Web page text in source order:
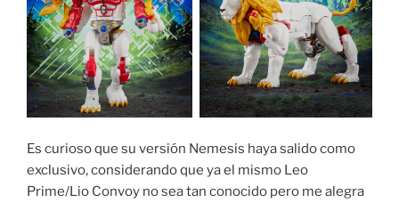
Es curioso que su versión Nemesis haya salido como
exclusivo, considerando que ya el mismo Leo
Prime/Lio Convoy no sea tan conocido pero me alegra